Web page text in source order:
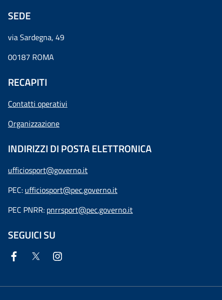
SEDE
via Sardegna, 49
00187 ROMA
RECAPITI
Contatti operativi
Organizzazione
INDIRIZZI DI POSTA ELETTRONICA
ufficiosport@governo.it
PEC: ufficiosport@pec.governo.it
PEC PNRR: pnrrsport@pec.governo.it
SEGUICI SU